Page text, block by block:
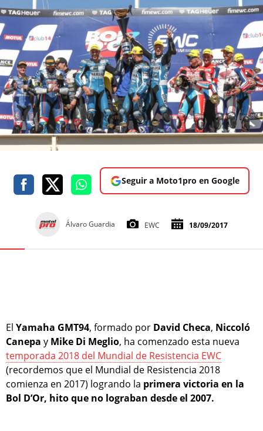
Seguir a Moto1pro en Google
Álvaro Guardia EWC 18/09/2017
El Yamaha GMT94, formado por David Checa, Niccoló
Canepa y Mike Di Meglio, ha comenzado esta nueva
temporada 2018 del Mundial de Resistencia EWC
(recordemos que el Mundial de Resistencia 2018
comienza en 2017) logrando la primera victoria en la
Bol D’Or, hito que no lograban desde el 2007.